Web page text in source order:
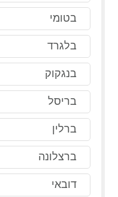
בטומי
בלגרד
בנגקוק
בריסל
ברלין
ברצלונה
דובאי
המשחק הסובייטיות
וההמצאות נסגר